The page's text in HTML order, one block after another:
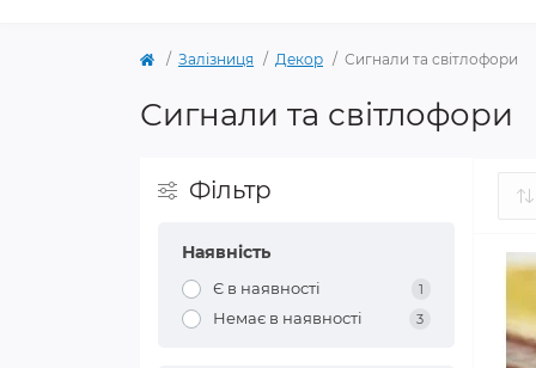
Залізниця Декор Сигнали та світлофори
Сигнали та світлофори
Фільтр
Наявність
Є в наявності 1
Немає в наявності 3